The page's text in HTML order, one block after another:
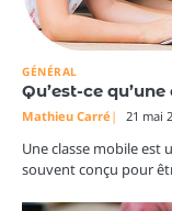
GÉNÉRAL
Qu’est-ce
Mathieu Carré 21 mai
Une classe mobile est
souvent conçu pour